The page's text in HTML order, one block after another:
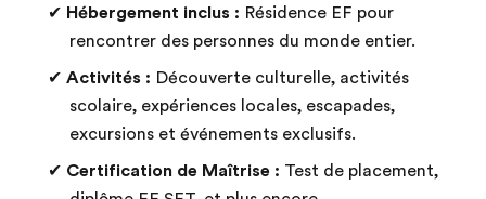
✔ Hébergement inclus : Résidence EF pour
rencontrer des personnes du monde entier.
✔ Activités : Découverte culturelle, activités
scolaire, expériences locales, escapades,
excursions et événements exclusifs.
✔ Certification de Maîtrise : Test de placement,